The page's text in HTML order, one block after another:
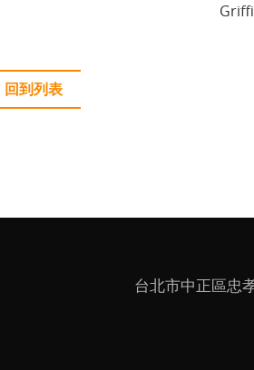
回到列表
台北市中正區忠